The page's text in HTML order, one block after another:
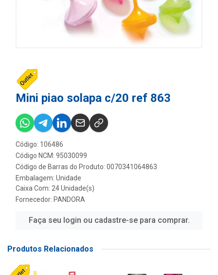
Mini piao solapa c/20 ref 863
Código: 106486
Código NCM: 95030099
Código de Barras do Produto: 0070341064863
Embalagem: Unidade
Caixa Com: 24 Unidade(s)
Fornecedor: PANDORA
Faça seu login ou cadastre-se para comprar.
Produtos Relacionados